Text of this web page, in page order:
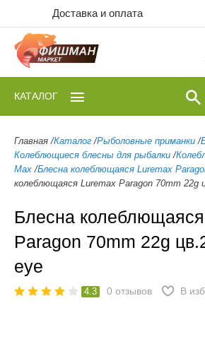
Доставка и оплата
КАТАЛОГ
Главная /Каталог /Рыболовные приманки /
Колеблющиеся блесны для рыбалки /
Max /Блесна колеблющаяся Luremax
колеблющаяся Luremax Paragon 70mm 22g
Блесна
Paragon 70mm 22g
eye
4.3 0 отзывов В